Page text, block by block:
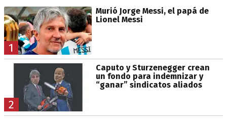
1
Murió Jorge Messi, el papá de
Lionel Messi
2
Caputo y Sturzenegger crean
un fondo para indemnizar y
“ganar” sindicatos aliados